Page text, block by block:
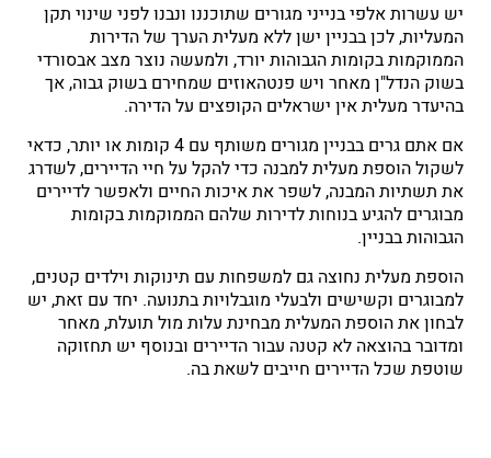
יש עשרות אלפי בנייני מגורים שתוכננו ונבנו לפני שינוי תקן
המעליות, לכן בבניין ישן ללא מעלית הערך של הדירות
הממוקמות בקומות הגבוהות יורד, ולמעשה נוצר מצב אבסורדי
בשוק הנדל"ן מאחר ויש פנטהאוזים שמחירם בשוק גבוה, אך
בהיעדר מעלית אין ישראלים הקופצים על הדירה.
אם אתם גרים בבניין מגורים משותף עם 4 קומות או יותר, כדאי
לשקול הוספת מעלית למבנה כדי להקל על חיי הדיירים, לשדרג
את תשתיות המבנה, לשפר את איכות החיים ולאפשר לדיירים
מבוגרים להגיע בנוחות לדירות שלהם הממוקמות בקומות
הגבוהות בבניין.
הוספת מעלית נחוצה גם למשפחות עם תינוקות וילדים קטנים,
למבוגרים וקשישים ולבעלי מוגבלויות בתנועה. יחד עם זאת, יש
לבחון את הוספת המעלית מבחינת עלות מול תועלת, מאחר
ומדובר בהוצאה לא קטנה עבור הדיירים ובנוסף יש תחזוקה
שוטפת שכל הדיירים חייבים לשאת בה.